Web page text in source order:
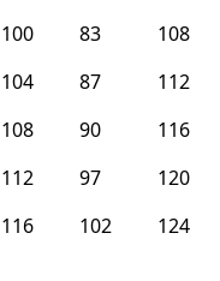
100 83
108
104 87
112
108 90
116
112 97
120
116 102
124